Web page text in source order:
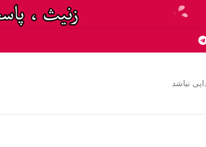
نباشد